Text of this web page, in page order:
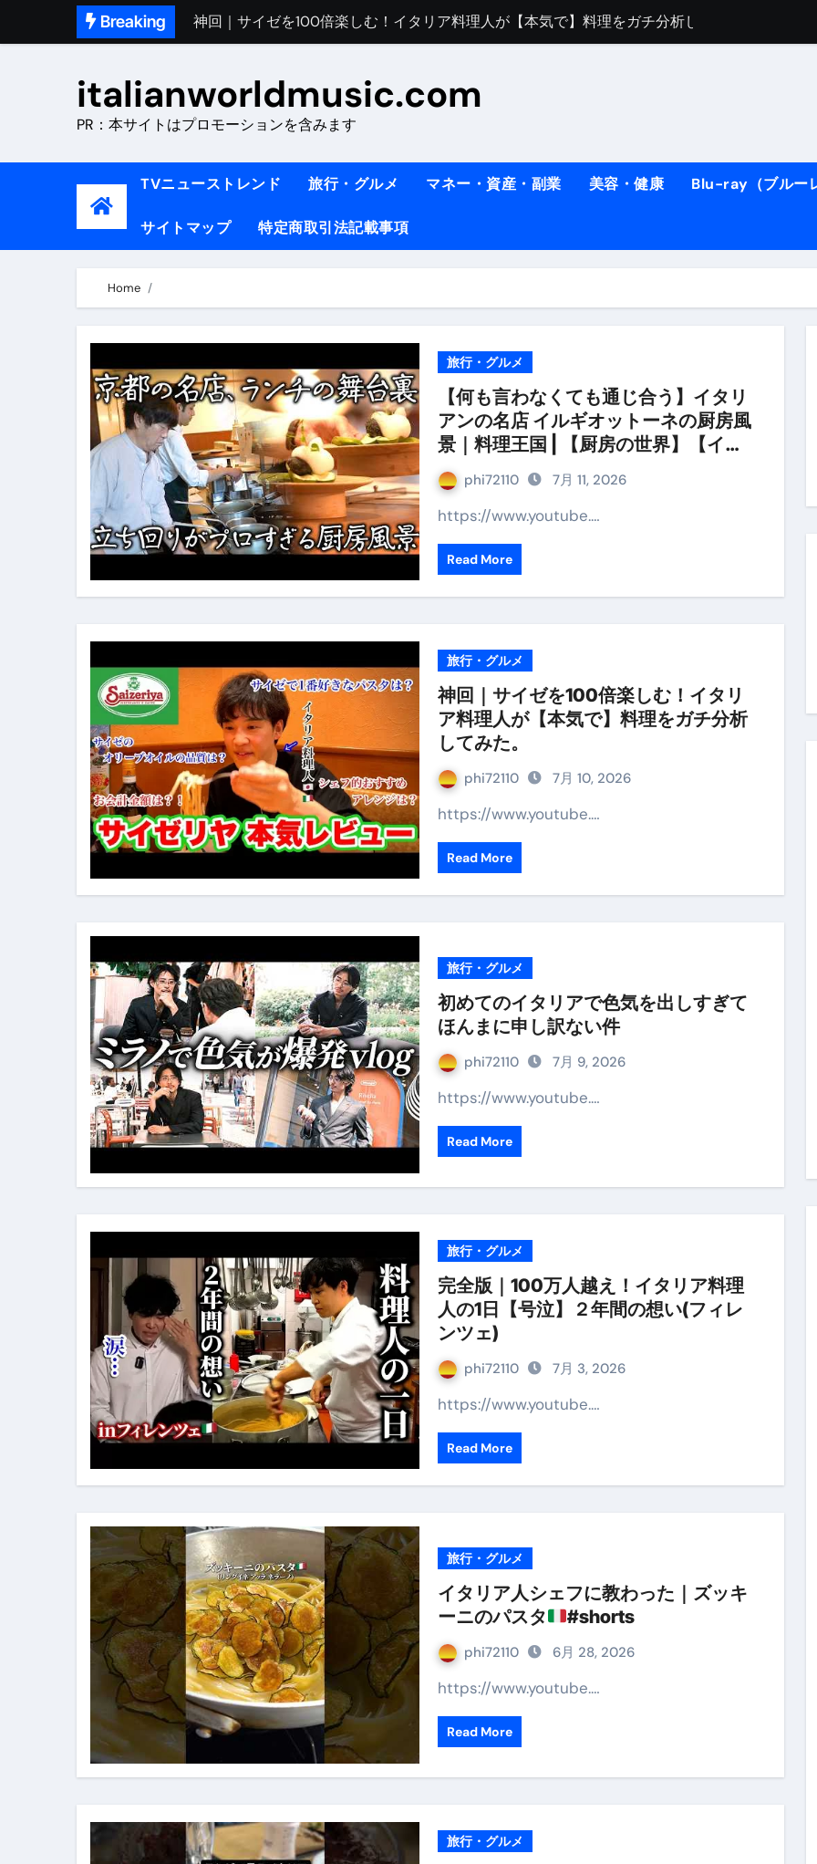
Breaking
初めてのイタリアで色気を出しすぎてほんまに申し訳ない件
イタリア人シェフに教わった｜ズッキーニのパスタ
「イタリア旅行最高！いつか移住したい！」と思っている人が見たら、一瞬で現実に引き戻さ
イタリアNo. 1肉料理【ポルケッタ】スーパーの豚肉が大変身#shorts
ラビッド・ドッグズ （ブルーレイディスク）
【カルボナーラの世界】イタリア料理 #Shorts
TRUE COLORS （ブルーレイディスク）
TRUE COLORS
イタリア料理店【営業風景】週末ビリビリのランチ営業
笑む窓のある家 4K修復版 （ブルーレイディスク）
ゼダー/死霊の復活祭 （ブルーレイディスク）
死ぬまでに行きたい！【３つ星】ベストレストランを体験してみた結果…
【Vlog：July 2025】マリナと過ごしたイタリア
Lake Como, Italy VLOG | Awesome things to do in Lake Como!
【Instagram Live】イタリア行きの飛行機乗り遅れ事件について
【賄いラーメン】人生初の二郎系ラーメン！イタリア人シェフ達に作ってみた結果…
【トマトパスタ】三ツ星シェフのパスタを完全再現 #shorts
フェノミナ-4K吹替音声収録版 SPECIAL-（4K ULTRA HD）
フェノミナ-4K吹替音声収録版- （ブルーレイディスク）
2026年料理人ローマへ行く！航空券0円てマジ？&アジア飯食べ尽くし
今年一番美味しい【卵かけご飯】#shorts
イタリア流
カリカリ羽つきポテト#shorts
イタリア旅行体験談＆オススメスポット｜a domenica! – Podcast #8
本場イタリア観光客の来ない店【ペスト・ジェノベーゼ】が衝撃のうまさ！
【何も言わなくても通じ合う】イタリアンの名店 イルギオットーネの厨房風景｜料理王国 | 【
italianworldmusic.com
PR：本サイトはプロモーションを含みます
TVニューストレンド 旅行・グルメ マネー・資産・副業 美容・健康 Blu-ray（ブルー
サイトマップ 特定商取引法記載事項
Home
旅行・グルメ
【何も言わなくても通じ合う】イタリ
アンの名店 イルギオットーネの厨房風
景｜料理王国 | 【厨房の世界】【イタ
リアン】【営業風景】
phi72110 7月 11, 2026
https://www.youtube.…
Read More
旅行・グルメ
神回｜サイゼを100倍楽しむ！イタリ
ア料理人が【本気で】料理をガチ分析
してみた。
phi72110 7月 10, 2026
https://www.youtube.…
Read More
旅行・グルメ
初めてのイタリアで色気を出しすぎて
ほんまに申し訳ない件
phi72110 7月 9, 2026
https://www.youtube.…
Read More
旅行・グルメ
完全版｜100万人越え！イタリア料理
人の1日【号泣】２年間の想い(フィレ
ンツェ)
phi72110 7月 3, 2026
https://www.youtube.…
Read More
旅行・グルメ
イタリア人シェフに教わった｜ズッキ
ーニのパスタ
#shorts
phi72110 6月 28, 2026
https://www.youtube.…
Read More
旅行・グルメ